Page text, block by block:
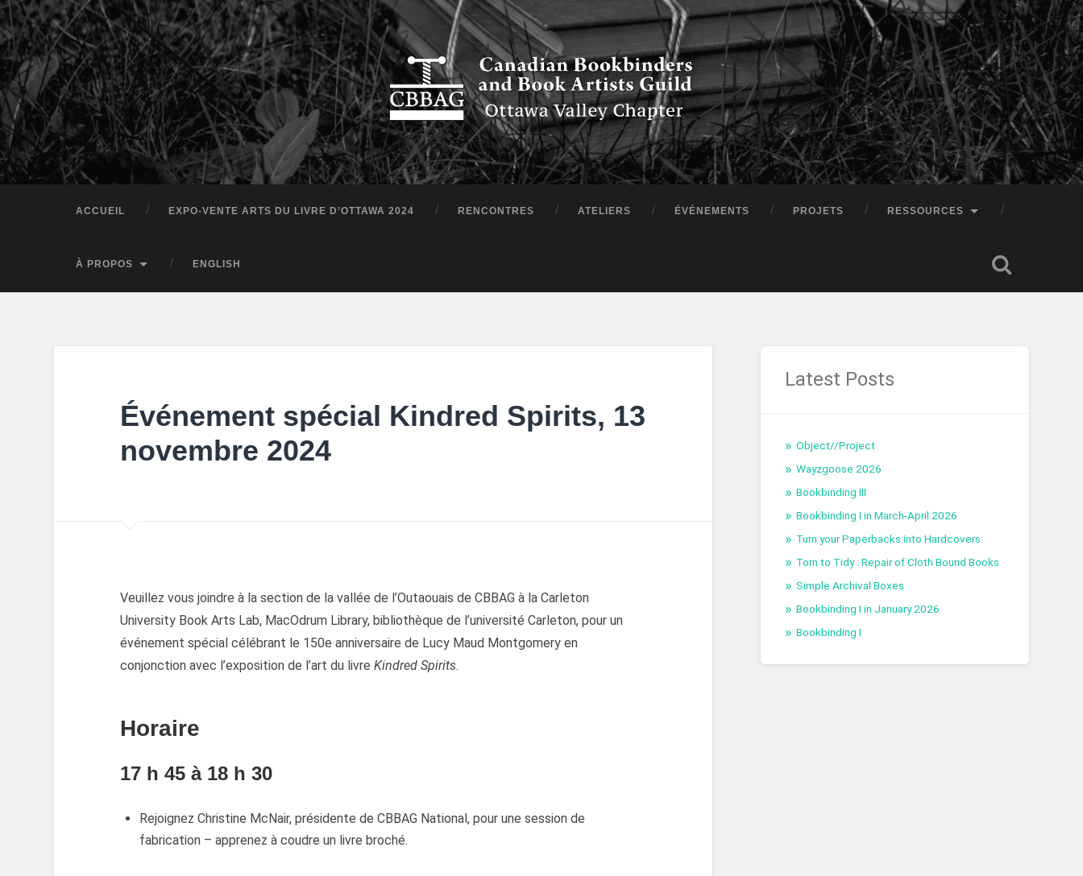
ACCUEIL EXPO-VENTE ARTS DU LIVRE D’OTTAWA 2024 RENCONTRES ATELIERS ÉVÉNEMENTS PROJETS RESSOURCES
À PROPOS ENGLISH
Événement spécial Kindred Spirits, 13
novembre 2024
Veuillez vous joindre à la section de la vallée de l’Outaouais de CBBAG à la Carleton
University Book Arts Lab, MacOdrum Library, bibliothèque de l’université Carleton, pour un
événement spécial célébrant le 150e anniversaire de Lucy Maud Montgomery en
conjonction avec l’exposition de l’art du livre Kindred Spirits.
Horaire
17 h 45 à 18 h 30
Rejoignez Christine McNair, présidente de CBBAG National, pour une session de
fabrication – apprenez à coudre un livre broché.
Latest Posts
Object//Project
Wayzgoose 2026
Bookbinding III
Bookbinding I in March-April 2026
Turn your Paperbacks into Hardcovers
Torn to Tidy : Repair of Cloth Bound Books
Simple Archival Boxes
Bookbinding I in January 2026
Bookbinding I